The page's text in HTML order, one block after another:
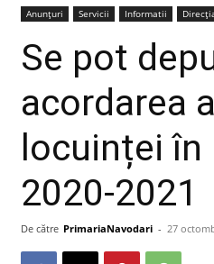
Anunțuri Servicii Informatii
Se pot
acordarea
locuinței
2020-2021
De către PrimariaNavodari - 27